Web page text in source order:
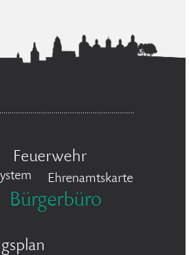
Feuerwehr
Ehrenamtskarte
Bürgerbüro